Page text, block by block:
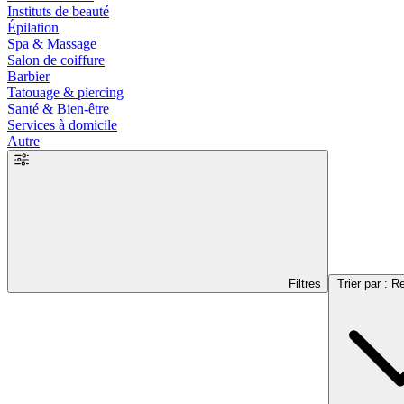
Instituts de beauté
Épilation
Spa & Massage
Salon de coiffure
Barbier
Tatouage & piercing
Santé & Bien-être
Services à domicile
Autre
Filtres